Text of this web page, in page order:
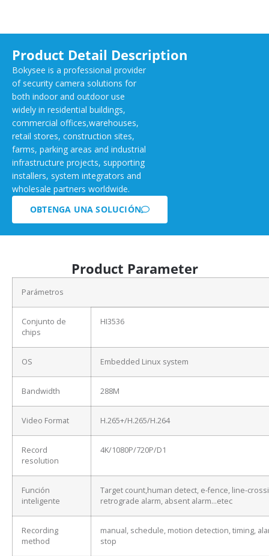
Product Detail Description
Bokysee is a professional provider
of security camera solutions for
both indoor and outdoor use
widely in residential buildings,
commercial offices,warehouses,
retail stores, construction sites,
farms, parking areas and industrial
infrastructure projects, supporting
installers, system integrators and
wholesale partners worldwide.
OBTENGA UNA SOLUCIÓN
Product Parameter
Parámetros
Conjunto de
chips
HI3536
OS Embedded Linux system
Bandwidth 288M
Video Format H.265+/H.265/H.264
Record
resolution
4K/1080P/720P/D1
Función
inteligente
Target count,human detect, e-fence, line-
retrograde alarm, absent alarm…etec
Recording
method
manual, schedule, motion detection, timing,
stop